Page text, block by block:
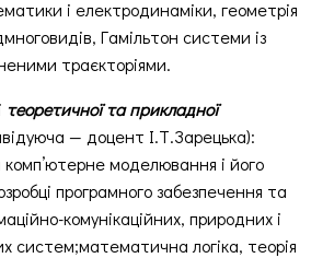
і електродинаміки, геометрія
Гамільтон системи із
траєкторіями.
теоретичної та прикладної
— доцент І.Т.Зарецька):
моделювання і його
програмного забезпечення та
комунікаційних, природних і
систем;математична логіка, теорія